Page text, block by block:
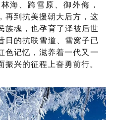
海、跨雪原、御外侮，
再到抗美援朝大后方，这
族魂，也孕育了泽被后世
日的抗联雪道、雪窝子已
色记忆，滋养着一代又一
振兴的征程上奋勇前行。